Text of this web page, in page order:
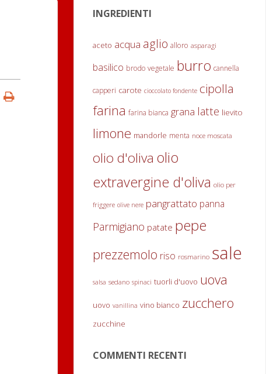
INGREDIENTI
aceto acqua aglio alloro asparagi
basilico brodo vegetale burro cannella
capperi carote cioccolato fondente cipolla
farina farina bianca grana latte lievito
limone mandorle menta noce moscata
olio d'oliva olio
extravergine d'oliva olio per
friggere olive nere pangrattato panna
Parmigiano patate pepe
prezzemolo riso rosmarino sale
salsa sedano spinaci tuorli d'uovo uova
uovo vanillina vino bianco zucchero
zucchine
COMMENTI RECENTI